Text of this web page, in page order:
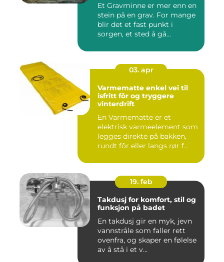
Et Gravminne er mer enn en
stein på en grav. For mange
blir det et fast punkt i
sorgen, et sted å gå...
03. apr
Varmematte enkel vei til
isfritt fôr og tryggere
vinterdrift
En Varmematte er et
elektrisk varmeelement som
legges direkte på bakken,
rundt fôr eller langs rør f...
19. feb
Takdusj for komfort, stil og
funksjon på badet
En takdusj gir en myk, jevn
vannstråle som faller rett
ovenfra, og skaper en følelse
av å stå i et v...